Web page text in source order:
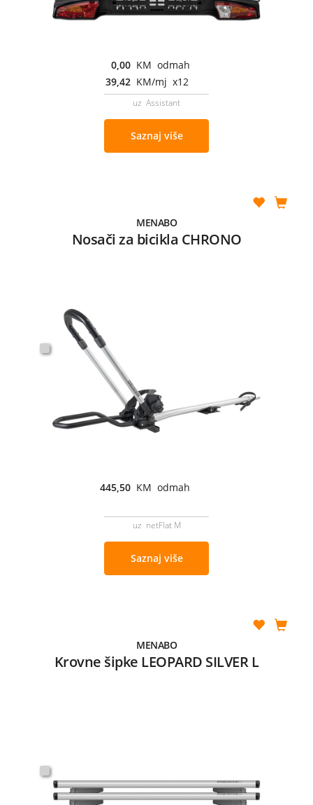
0,00 KM odmah
39,42 KM/mj x12
uz Assistant
Saznaj više
MENABO
Nosači za bicikla CHRONO
445,50 KM odmah
uz netFlat M
Saznaj više
MENABO
Krovne šipke LEOPARD SILVER L